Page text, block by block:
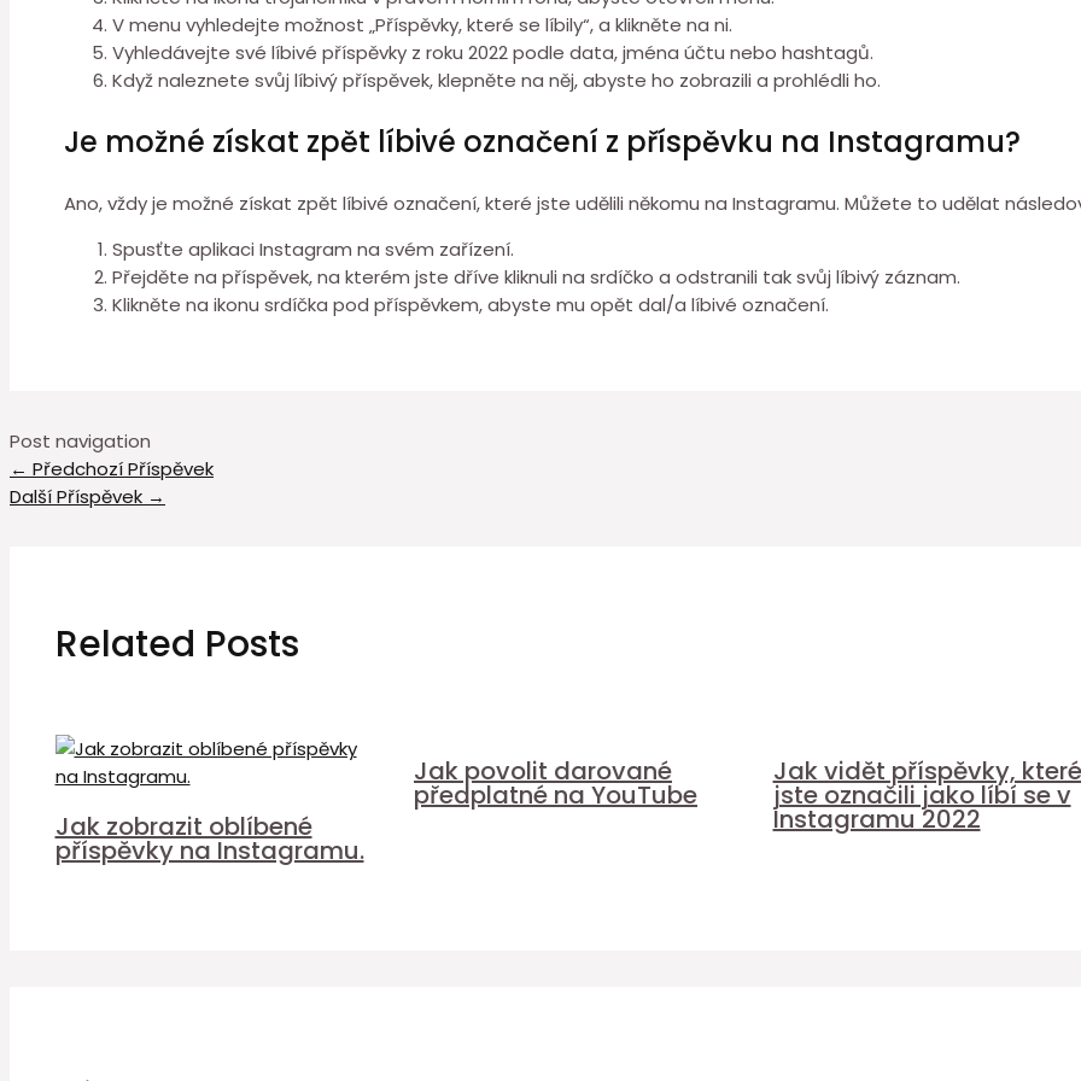
V menu vyhledejte možnost „Příspěvky, které se líbily“, a klikněte na ni.
Vyhledávejte své líbivé příspěvky z roku 2022 podle data, jména účtu nebo hashtagů.
Když naleznete svůj líbivý příspěvek, klepněte na něj, abyste ho zobrazili a prohlédli ho.
Je možné získat zpět líbivé označení z příspěvku na Instagramu?
Ano, vždy je možné získat zpět líbivé označení, které jste udělili někomu na Instagramu. Můžete to udělat
Spusťte aplikaci Instagram na svém zařízení.
Přejděte na příspěvek, na kterém jste dříve kliknuli na srdíčko a odstranili tak svůj líbivý záznam.
Klikněte na ikonu srdíčka pod příspěvkem, abyste mu opět dal/a líbivé označení.
Post navigation
← Předchozí Příspěvek
Další Příspěvek →
Related Posts
Jak zobrazit oblíbené
příspěvky na Instagramu.
Jak povolit darované
předplatné na YouTube
Jak vidět příspěvky, které
jste označili jako líbí se v
Instagramu 2022